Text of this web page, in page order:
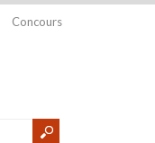
Concours